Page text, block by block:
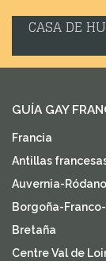
CASA DE
GUÍA GAY
Francia
Antillas
Auvernia-
Borgoña-
Bretaña
Centre Val de